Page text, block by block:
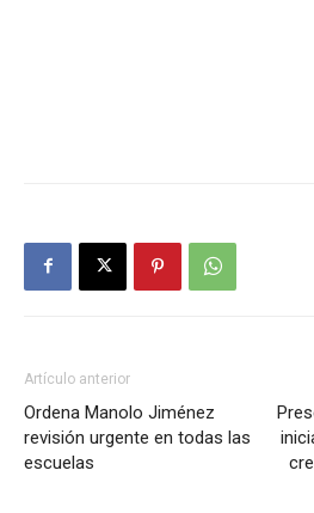
Artículo anterior
Ordena Manolo Jiménez
revisión urgente en todas las
escuelas